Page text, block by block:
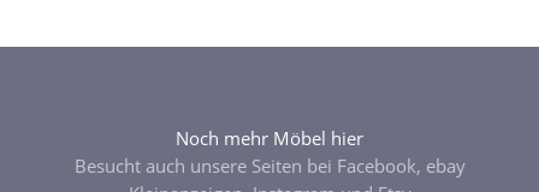
Noch mehr Möbel hier
Besucht auch unsere Seiten bei Facebook, ebay